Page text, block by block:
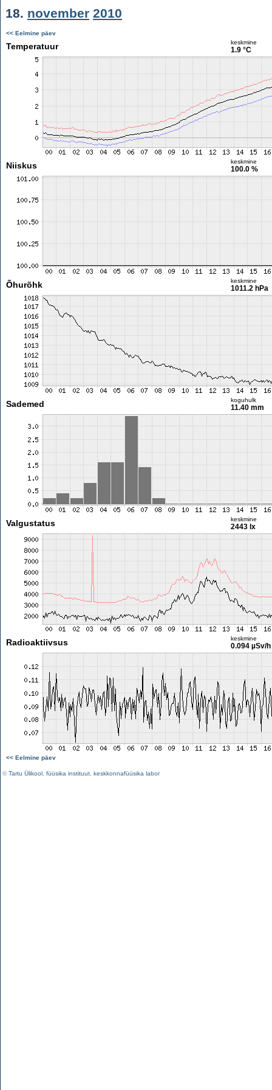
18. november 2010
<< Eelmine päev
Temperatuur keskmine
1.9 °C
Niiskus keskmine
100.0 %
Õhurõhk keskmine
1011.2 hPa
Sademed koguhulk
11.40 mm
Valgustatus keskmine
2443 lx
Radioaktiivsus keskmine
0.094 µSv/h
<< Eelmine päev
©Tartu Ülikool füüsika instituut keskkonnafüüsika labor